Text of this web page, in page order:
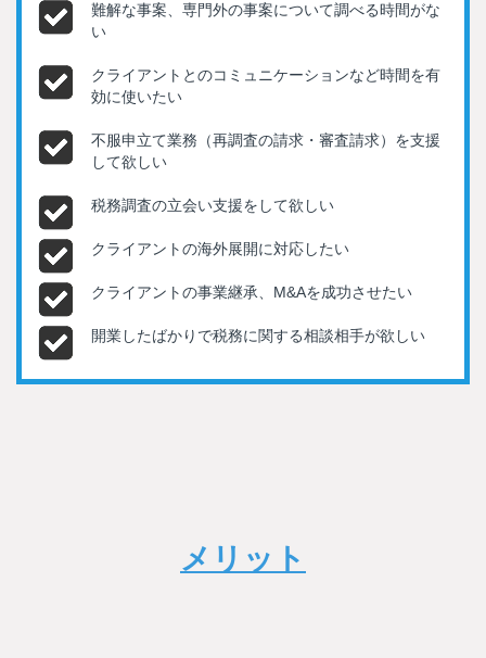
難解な事案、専門外の事案について調べる時間がな
い
クライアントとのコミュニケーションなど時間を有
効に使いたい
不服申立て業務（再調査の請求・審査請求）を支援
して欲しい
税務調査の立会い支援をして欲しい
クライアントの海外展開に対応したい
クライアントの事業継承、M&Aを成功させたい
開業したばかりで税務に関する相談相手が欲しい
メリット